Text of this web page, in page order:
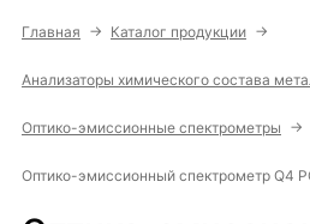
Главная → Каталог продукции →
Анализаторы химического состава
Оптико-эмиссионные спектрометры →
Оптико-эмиссионный спектрометр Q4